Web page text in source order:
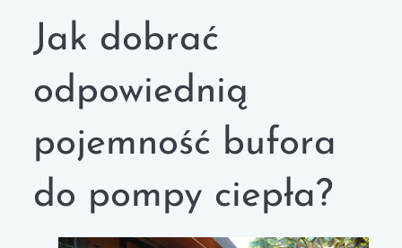
Jak dobrać
odpowiednią
pojemność bufora
do pompy ciepła?